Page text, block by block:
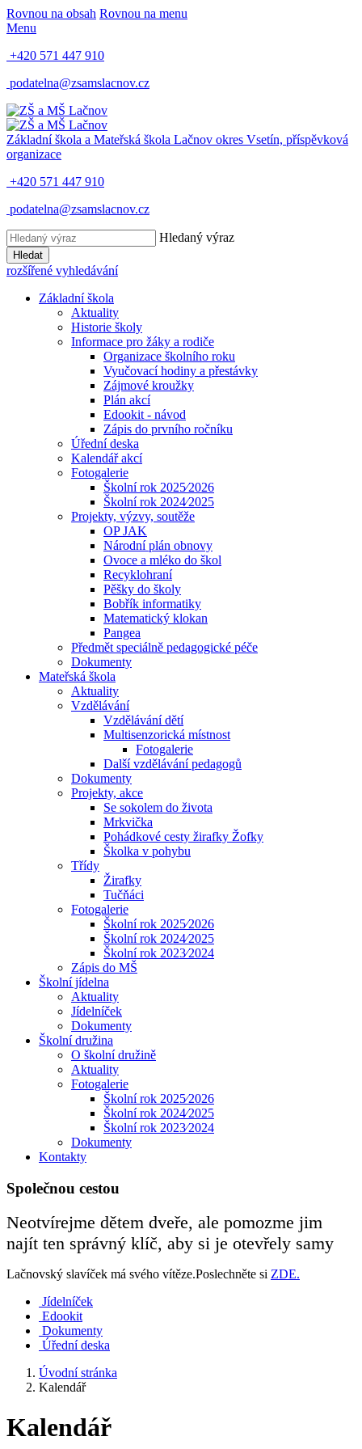
Rovnou na obsah Rovnou na menu
Menu
+420 571 447 910
podatelna@zsamslacnov.cz
Základní škola a Mateřská škola Lačnov okres Vsetín, příspěvková
organizace
+420 571 447 910
podatelna@zsamslacnov.cz
Hledaný výraz
Hledat
rozšířené vyhledávání
Základní škola
Aktuality
Historie školy
Informace pro žáky a rodiče
Organizace školního roku
Vyučovací hodiny a přestávky
Zájmové kroužky
Plán akcí
Edookit - návod
Zápis do prvního ročníku
Úřední deska
Kalendář akcí
Fotogalerie
Školní rok 2025⁄2026
Školní rok 2024⁄2025
Projekty, výzvy, soutěže
OP JAK
Národní plán obnovy
Ovoce a mléko do škol
Recyklohraní
Pěšky do školy
Bobřík informatiky
Matematický klokan
Pangea
Předmět speciálně pedagogické péče
Dokumenty
Mateřská škola
Aktuality
Vzdělávání
Vzdělávání dětí
Multisenzorická místnost
Fotogalerie
Další vzdělávání pedagogů
Dokumenty
Projekty, akce
Se sokolem do života
Mrkvička
Pohádkové cesty žirafky Žofky
Školka v pohybu
Třídy
Žirafky
Tučňáci
Fotogalerie
Školní rok 2025⁄2026
Školní rok 2024⁄2025
Školní rok 2023⁄2024
Zápis do MŠ
Školní jídelna
Aktuality
Jídelníček
Dokumenty
Školní družina
O školní družině
Aktuality
Fotogalerie
Školní rok 2025⁄2026
Školní rok 2024⁄2025
Školní rok 2023⁄2024
Dokumenty
Kontakty
Společnou cestou
Neotvírejme dětem dveře, ale pomozme jim
najít ten správný klíč, aby si je otevřely samy
Lačnovský slavíček má svého vítěze.Poslechněte si ZDE.
Jídelníček
Edookit
Dokumenty
Úřední deska
Úvodní stránka
Kalendář
Kalendář